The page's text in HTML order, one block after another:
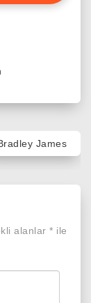
James
alanlar * ile